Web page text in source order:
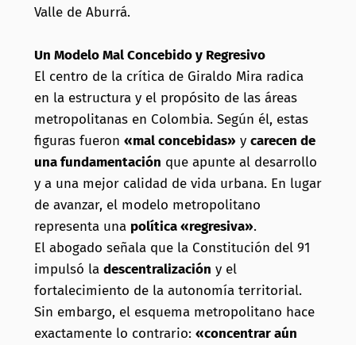
Valle de Aburrá.
Un Modelo Mal Concebido y Regresivo
El centro de la crítica de Giraldo Mira radica
en la estructura y el propósito de las áreas
metropolitanas en Colombia. Según él, estas
figuras fueron «mal concebidas» y carecen de
una fundamentación que apunte al desarrollo
y a una mejor calidad de vida urbana. En lugar
de avanzar, el modelo metropolitano
representa una política «regresiva».
El abogado señala que la Constitución del 91
impulsó la descentralización y el
fortalecimiento de la autonomía territorial.
Sin embargo, el esquema metropolitano hace
exactamente lo contrario: «concentrar aún